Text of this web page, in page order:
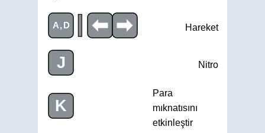
A,D | Hareket
J Nitro
K
Para
mıknatısını
etkinleştir